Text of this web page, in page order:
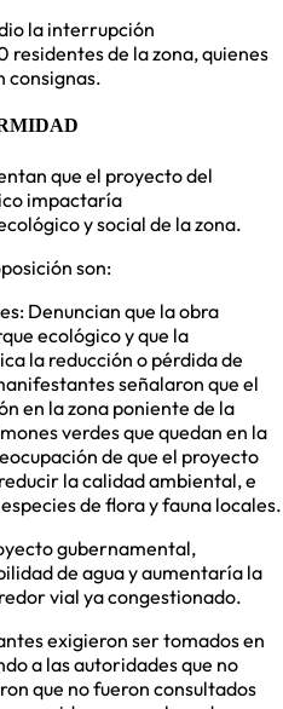
la interrupción
residentes de la zona, quienes
consignas.
que el proyecto del
impactaría
y social de la zona.
son:
Denuncian que la obra
ecológico y que la
la reducción o pérdida de
señalaron que el
en la zona poniente de la
verdes que quedan en la
de que el proyecto
la calidad ambiental, e
de flora y fauna locales.
gubernamental,
de agua y aumentaría la
vial ya congestionado.
exigieron ser tomados en
a las autoridades que no
que no fueron consultados